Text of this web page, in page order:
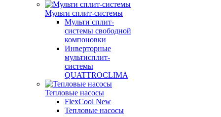
Мульти сплит-системы
Мульти сплит-
системы свободной
компоновки
Инверторные
мультисплит-
системы
QUATTROCLIMA
Тепловые насосы
FlexCool New
Тепловые насосы